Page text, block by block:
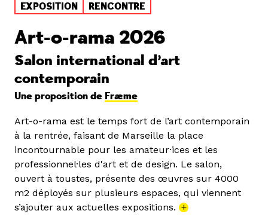
EXPOSITION RENCONTRE
Art-o-rama 2026
Salon international d’art
contemporain
Une proposition de Fræme
Art-o-rama est le temps fort de l’art contemporain
à la rentrée, faisant de Marseille la place
incontournable pour les amateur·ices et les
professionnel·les d'art et de design. Le salon,
ouvert à toustes, présente des œuvres sur 4000
m2 déployés sur plusieurs espaces, qui viennent
s’ajouter aux actuelles expositions. +